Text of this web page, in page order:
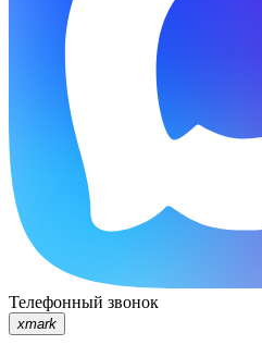
Телефонный звонок
xmark